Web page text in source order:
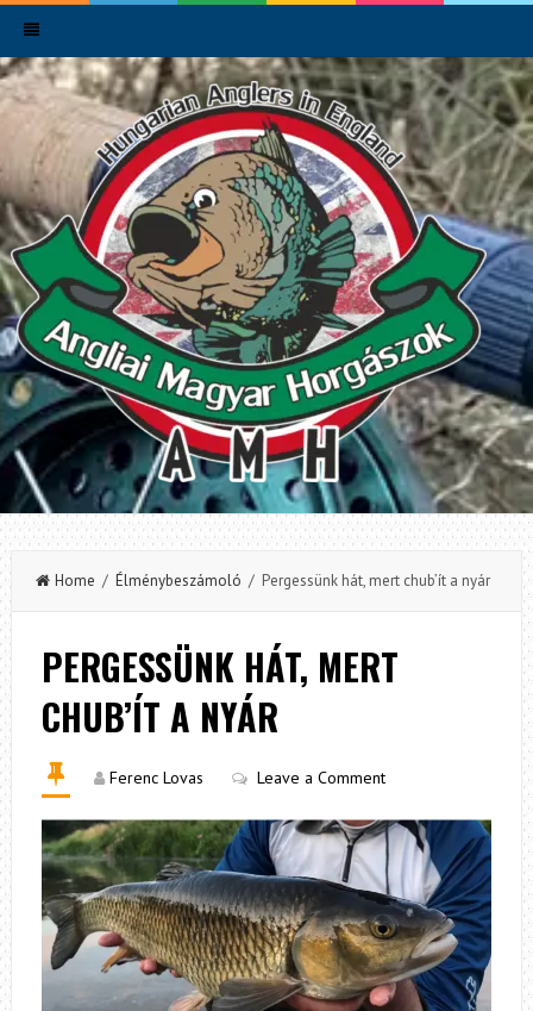
Home / Élménybeszámoló / Pergessünk hát, mert chub’ít a nyár
PERGESSÜNK HÁT, MERT
CHUB’ÍT A NYÁR
Ferenc Lovas Leave a Comment